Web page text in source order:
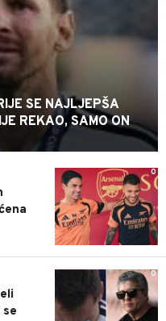
SE NAJLJEPŠA
REKAO, SAMO ON
0
0